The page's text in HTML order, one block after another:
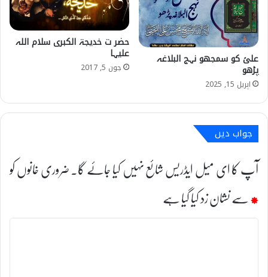
علیؑ کو سمجھو نہج البلاغہ
پڑھو
اپریل 15, 2025
حضر ت خدیجۃ الکبری سلام اللہ
علیہا
جون 5, 2017
جواب دیں
آپ کا ای میل ایڈریس شائع نہیں کیا جائے گا۔ضروری خانوں کو
*سے نشان زد کیا گیا ہے
ت